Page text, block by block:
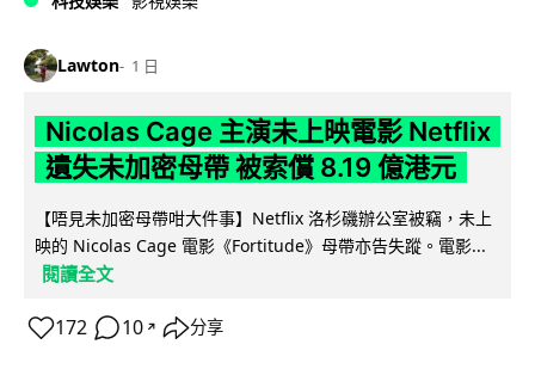
Lawton 1 日
Nicolas Cage 主演未上映電影 Netflix
遺失未加密母帶 被索償 8.19 億港元
【唔見未加密母帶咁大件事】Netflix 洛杉磯辦公室被竊，未上
映的 Nicolas Cage 電影《Fortitude》母帶亦告失蹤。電影...
閱讀全文
172 10 ↗ 分享